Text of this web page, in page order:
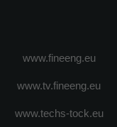
www.fineeng.eu
www.tv.fineeng.eu
www.techs-tock.eu